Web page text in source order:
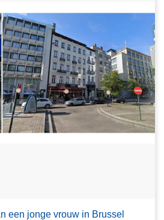
een jonge vrouw in Brussel